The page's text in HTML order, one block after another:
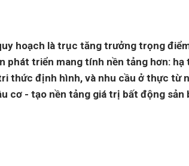
hoạch là trục tăng trưởng trọng
phát triển mang tính nền tảng hơn:
thức định hình, và nhu cầu ở thực từ
cơ - tạo nền tảng giá trị bất động sản